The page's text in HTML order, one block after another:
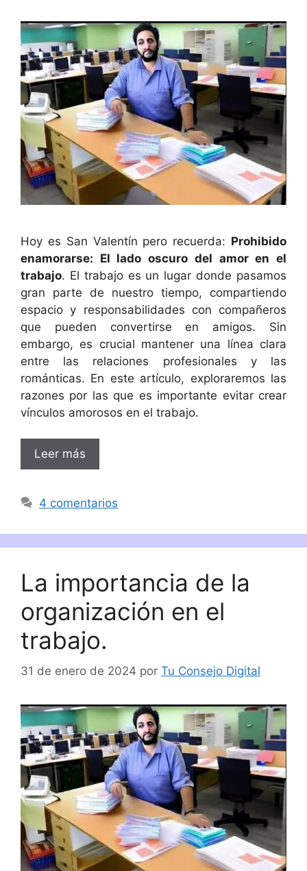
Hoy es San Valentín pero recuerda: Prohibido
enamorarse: El lado oscuro del amor en el
trabajo. El trabajo es un lugar donde pasamos
gran parte de nuestro tiempo, compartiendo
espacio y responsabilidades con compañeros
que pueden convertirse en amigos. Sin
embargo, es crucial mantener una línea clara
entre las relaciones profesionales y las
románticas. En este artículo, exploraremos las
razones por las que es importante evitar crear
vínculos amorosos en el trabajo.
Leer más
4 comentarios
La importancia de la
organización en el
trabajo.
31 de enero de 2024 por Tu Consejo Digital